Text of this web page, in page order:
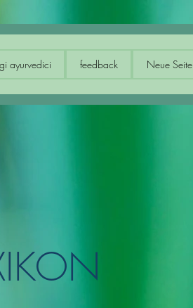
ayurvedici feedback Neue Seite